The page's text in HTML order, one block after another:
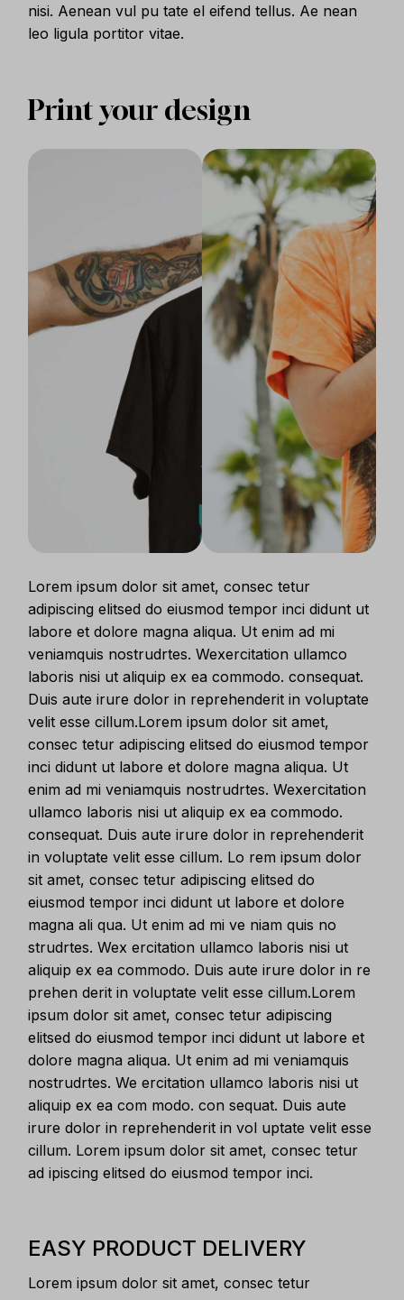
nisi. Aenean vul pu tate el eifend tellus. Ae nean
leo ligula portitor vitae.
Print your design
Lorem ipsum dolor sit amet, consec tetur
adipiscing elitsed do eiusmod tempor inci didunt ut
labore et dolore magna aliqua. Ut enim ad mi
veniamquis nostrudrtes. Wexercitation ullamco
laboris nisi ut aliquip ex ea commodo. consequat.
Duis aute irure dolor in reprehenderit in voluptate
velit esse cillum.Lorem ipsum dolor sit amet,
consec tetur adipiscing elitsed do eiusmod tempor
inci didunt ut labore et dolore magna aliqua. Ut
enim ad mi veniamquis nostrudrtes. Wexercitation
ullamco laboris nisi ut aliquip ex ea commodo.
consequat. Duis aute irure dolor in reprehenderit
in voluptate velit esse cillum. Lo rem ipsum dolor
sit amet, consec tetur adipiscing elitsed do
eiusmod tempor inci didunt ut labore et dolore
magna ali qua. Ut enim ad mi ve niam quis no
strudrtes. Wex ercitation ullamco laboris nisi ut
aliquip ex ea commodo. Duis aute irure dolor in re
prehen derit in voluptate velit esse cillum.Lorem
ipsum dolor sit amet, consec tetur adipiscing
elitsed do eiusmod tempor inci didunt ut labore et
dolore magna aliqua. Ut enim ad mi veniamquis
nostrudrtes. We ercitation ullamco laboris nisi ut
aliquip ex ea com modo. con sequat. Duis aute
irure dolor in reprehenderit in vol uptate velit esse
cillum. Lorem ipsum dolor sit amet, consec tetur
ad ipiscing elitsed do eiusmod tempor inci.
EASY PRODUCT DELIVERY
Lorem ipsum dolor sit amet, consec tetur